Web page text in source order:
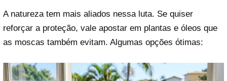
A natureza tem mais aliados nessa luta. Se quiser
reforçar a proteção, vale apostar em plantas e óleos que
as moscas também evitam. Algumas opções ótimas: